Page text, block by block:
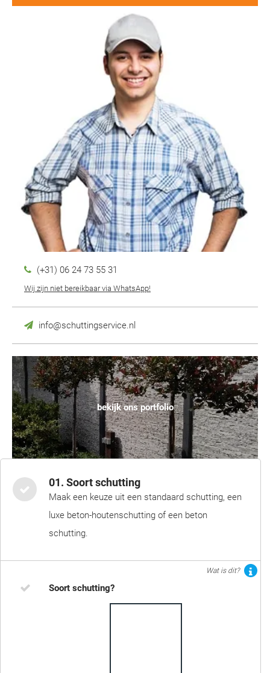
(+31) 06 24 73 55 31
Wij zijn niet bereikbaar via WhatsApp!
info@schuttingservice.nl
bekijk ons portfolio
01. Soort schutting
Maak een keuze uit een standaard schutting, een
luxe beton-houtenschutting of een beton
schutting.
Wat is dit?
Soort schutting?